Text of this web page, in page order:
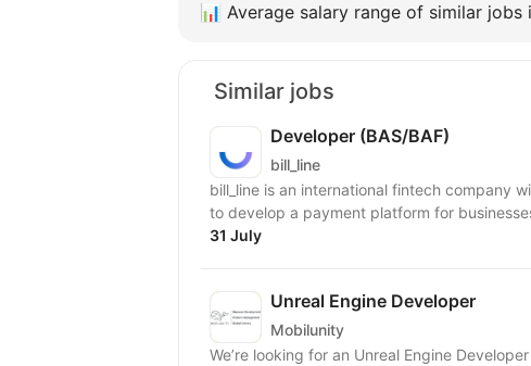
📊 Average salary range of similar jobs
Similar jobs
Developer (BAS/BAF)
bill_line
bill_line is an international fintech company
to develop a payment platform for
31 July
Unreal Engine Developer
Mobilunity
We’re looking for an Unreal Engine